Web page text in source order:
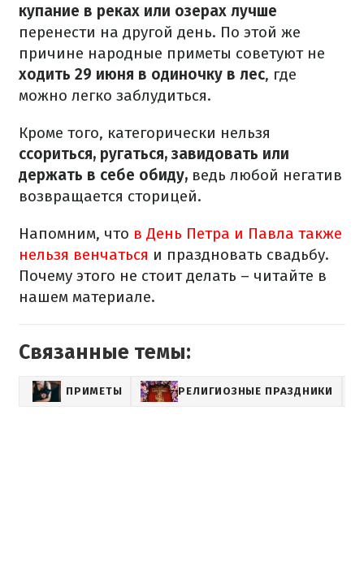
купание в реках или озерах лучше
перенести на другой день. По этой же
причине народные приметы советуют не
ходить 29 июня в одиночку в лес, где
можно легко заблудиться.
Кроме того, категорически нельзя
ссориться, ругаться, завидовать или
держать в себе обиду, ведь любой негатив
возвращается сторицей.
Напомним, что в День Петра и Павла также
нельзя венчаться и праздновать свадьбу.
Почему этого не стоит делать – читайте в
нашем материале.
Связанные темы:
ПРИМЕТЫ РЕЛИГИОЗНЫЕ ПРАЗДНИКИ